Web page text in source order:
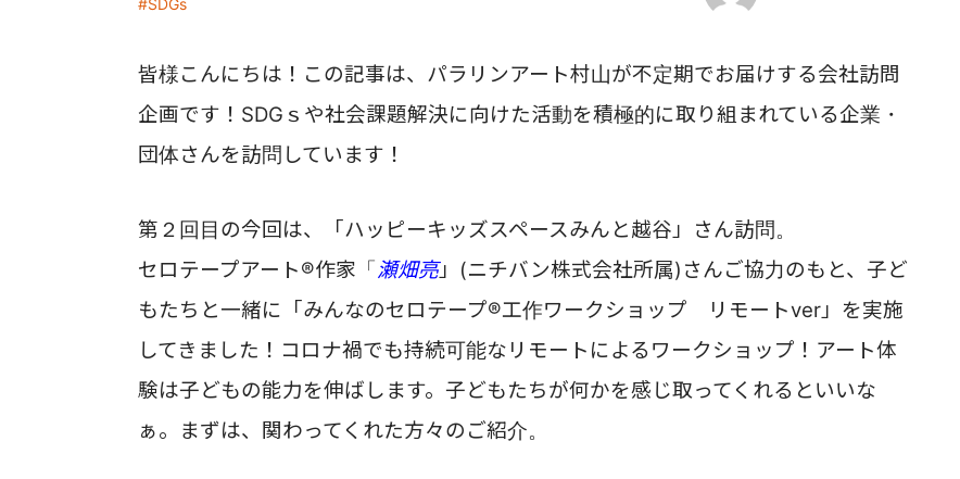
#SDGs
皆様こんにちは！ この記事は、パラリンアート村山が不定期でお届けする会社訪問
企画です！ SDGｓや社会課題解決に向けた活動を積極的に取り組まれている企業・
団体さんを訪問しています！
第２回目の今回は、「ハッピーキッズスペースみんと越谷」さん訪問。
セロテープアート®作家「瀬畑亮」(ニチバン株式会社所属)さんご協力のもと、 子ど
もたちと一緒に 「みんなのセロテープ®工作ワークショップ リモートver」を実施
してきました！ コロナ禍でも持続可能なリモートによるワークショップ！ アート体
験は子どもの能力を伸ばします。子どもたちが何かを感じ取ってくれるといいな
ぁ。
まずは、関わってくれた方々のご紹介。